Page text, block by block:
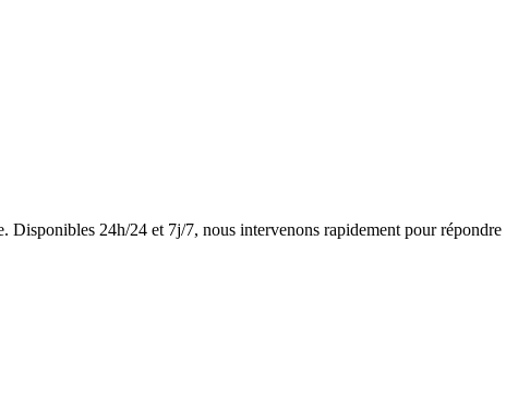
Disponibles 24h/24 et 7j/7, nous intervenons rapidement pour répondre